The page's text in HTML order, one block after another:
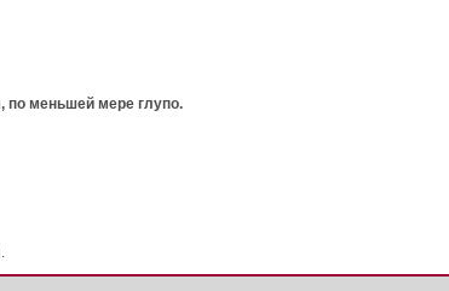
по меньшей мере глупо.